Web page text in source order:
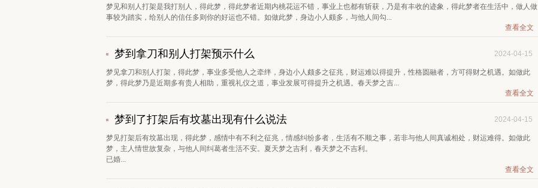
梦见和别人打架是我打别人，得此梦，得此梦者近期内桃花运不错，事业上也都有斩获，乃是有丰收的迹象，得此梦者在生活中，做人做
事较为踏实，给别人的信任多则你的好运也不错。如做此梦，身边小人颇多，与他人间勾...
查看全文
梦到拿刀和别人打架预示什么 2024-04-15
梦见拿刀和别人打架，得此梦，事业多受他人之牵绊，身边小人颇多之征兆，财运难以得提升，性格圆融者，方可得财之机遇。如做此
梦，得此梦乃是近期多有贵人相助，重视礼仪之道，事业发展可得提升之机遇。春天梦之吉...
查看全文
梦到了打架后有坟墓出现有什么说法 2024-04-15
梦见打架后有坟墓出现，得此梦，感情中有不利之征兆，情感纠纷多者，生活有不顺之事，若非与他人间真诚相处，财运难得。如做此
梦，主人情世故复杂，与他人间纠葛者生活不安。夏天梦之吉利，春天梦之不吉利。
已婚...
查看全文